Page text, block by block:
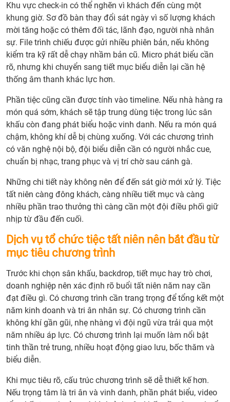
Khu vực check-in có thể nghẽn vì khách đến cùng một
khung giờ. Sơ đồ bàn thay đổi sát ngày vì số lượng khách
mời tăng hoặc có thêm đối tác, lãnh đạo, người nhà nhân
sự. File trình chiếu được gửi nhiều phiên bản, nếu không
kiểm tra kỹ rất dễ chạy nhầm bản cũ. Micro phát biểu cần
rõ, nhưng khi chuyển sang tiết mục biểu diễn lại cần hệ
thống âm thanh khác lực hơn.
Phần tiệc cũng cần được tính vào timeline. Nếu nhà hàng ra
món quá sớm, khách sẽ tập trung dùng tiệc trong lúc sân
khấu còn đang phát biểu hoặc vinh danh. Nếu ra món quá
chậm, không khí dễ bị chùng xuống. Với các chương trình
có văn nghệ nội bộ, đội biểu diễn cần có người nhắc cue,
chuẩn bị nhạc, trang phục và vị trí chờ sau cánh gà.
Những chi tiết này không nên để đến sát giờ mới xử lý. Tiệc
tất niên càng đông khách, càng nhiều tiết mục và càng
nhiều phần trao thưởng thì càng cần một đội điều phối giữ
nhịp từ đầu đến cuối.
Dịch vụ tổ chức tiệc tất niên nên bắt đầu từ
mục tiêu chương trình
Trước khi chọn sân khấu, backdrop, tiết mục hay trò chơi,
doanh nghiệp nên xác định rõ buổi tất niên năm nay cần
đạt điều gì. Có chương trình cần trang trọng để tổng kết một
năm kinh doanh và tri ân nhân sự. Có chương trình cần
không khí gần gũi, nhẹ nhàng vì đội ngũ vừa trải qua một
năm nhiều áp lực. Có chương trình lại muốn làm nổi bật
tinh thần trẻ trung, nhiều hoạt động giao lưu, bốc thăm và
biểu diễn.
Khi mục tiêu rõ, cấu trúc chương trình sẽ dễ thiết kế hơn.
Nếu trọng tâm là tri ân và vinh danh, phần phát biểu, video